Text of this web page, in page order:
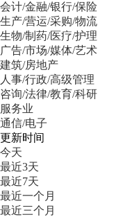
会计/金融/银行/保险
生产/营运/采购/物流
生物/制药/医疗/护理
广告/市场/媒体/艺术
建筑/房地产
人事/行政/高级管理
咨询/法律/教育/科研
服务业
通信/电子
更新时间
今天
最近3天
最近7天
最近一个月
最近三个月